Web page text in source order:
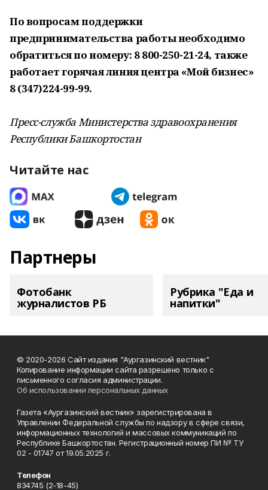
По вопросам поддержки
предпринимательства работы необходимо
обратиться по номеру: 8 800-250-21-24, также
работает горячая линия центра «Мой бизнес»
8 (347)224-99-99.
Пресс-служба Министерства здравоохранения
Республики Башкортостан
Читайте нас
Партнеры
Фотобанк
журналистов РБ
Рубрика "Еда и
напитки"
© 2020-2026 Сайт издания "Аургазинский вестник"
Копирование информации сайта разрешено только с
письменного согласия администрации.
Об использовании персональных данных
Газета «Аургазинский вестник» зарегистрирована в
Управлении Федеральной службы по надзору в сфере связи,
информационных технологий и массовых коммуникаций по
Республике Башкортостан. Регистрационный номер ПИ № ТУ
02 - 01747 от 19.05.2025 г.
Телефон
834745 (2-18-45)